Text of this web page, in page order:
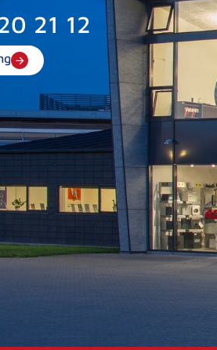
21 12